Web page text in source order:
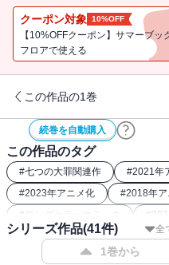
た！ いざ尋常に勝負!!
クーポン対象 10%OFF
【10%OFFクーポン】サマーブ
フロアで使える
この作品の1巻
続巻を自動購入
この作品のタグ
#七つの大罪関連作 #2021年
#2023年アニメ化 #2018年
# ロングセラーコミック #
#ファンタジー漫画 #本格フ
全
シリーズ作品(41件)
1巻から